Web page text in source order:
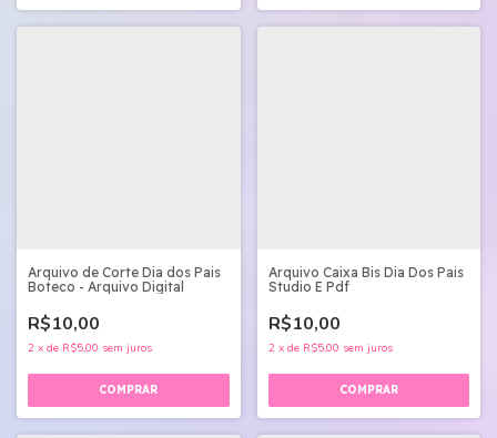
Arquivo de Corte Dia dos Pais
Boteco - Arquivo Digital
R$10,00
2 x de R$5,00 sem juros
Arquivo Caixa Bis Dia Dos Pais
Studio E Pdf
R$10,00
2 x de R$5,00 sem juros